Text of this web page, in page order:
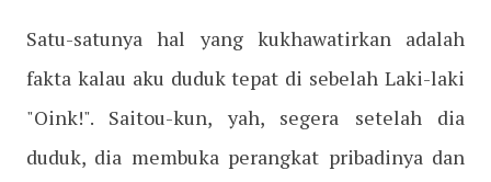
Satu-satunya hal yang kukhawatirkan adalah
fakta kalau aku duduk tepat di sebelah Laki-laki
"Oink!". Saitou-kun, yah, segera setelah dia
duduk, dia membuka perangkat pribadinya dan